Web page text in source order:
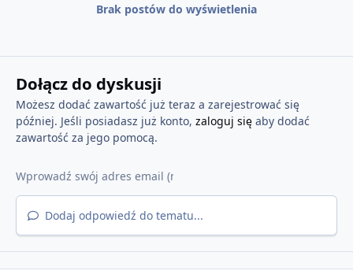
Brak postów do wyświetlenia
Dołącz do dyskusji
Możesz dodać zawartość już teraz a zarejestrować się
później. Jeśli posiadasz już konto, zaloguj sięaby dodać
zawartość za jego pomocą.
Dodaj odpowiedź do tematu...